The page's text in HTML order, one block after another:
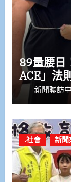
89量腰日
ACE」法
新聞聯訪
.社會 新聞